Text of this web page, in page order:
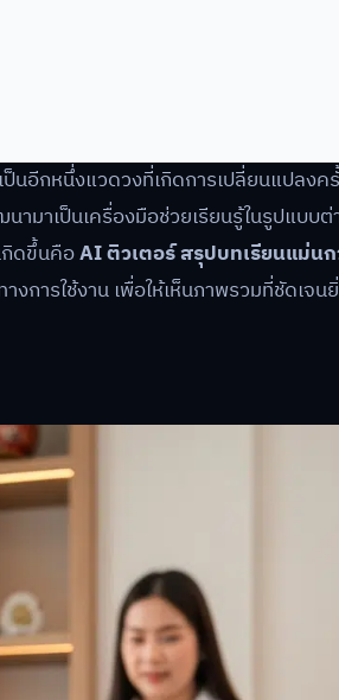
นอีกหนึ่งแวดวงที่เกิดการเปลี่ยนแปลงค
มาเป็นเครื่องมือช่วยเรียนรู้ในรูปแบบต่
กิดขึ้นคือAI ติวเตอร์ สรุปบทเรียนแม่น
การใช้งาน เพื่อให้เห็นภาพรวมที่ชัดเจน